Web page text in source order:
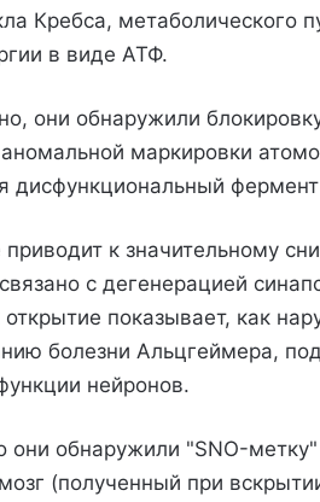
Кребса, метаболического
в виде АТФ.
они обнаружили
маркировки
дисфункциональный фермент
к значительному
с дегенерацией
показывает, как
болезни Альцгеймера,
нейронов.
они обнаружили "SNO-
(полученный при